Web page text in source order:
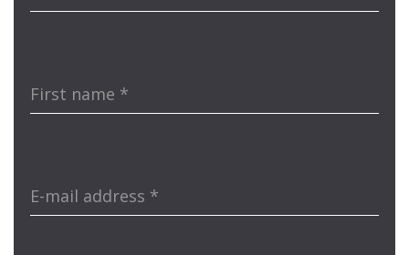
First name *
E-mail address *